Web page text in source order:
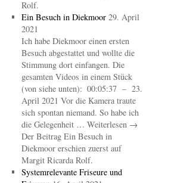
Rolf.
Ein Besuch in Diekmoor 29. April
2021
Ich habe Diekmoor einen ersten
Besuch abgestattet und wollte die
Stimmung dort einfangen. Die
gesamten Videos in einem Stück
(von siehe unten): 00:05:37 – 23.
April 2021 Vor die Kamera traute
sich spontan niemand. So habe ich
die Gelegenheit … Weiterlesen →
Der Beitrag Ein Besuch in
Diekmoor erschien zuerst auf
Margit Ricarda Rolf.
Systemrelevante Friseure und